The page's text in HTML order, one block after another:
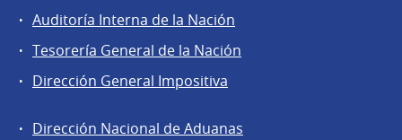
Auditoría Interna de la Nación
Tesorería General de la Nación
Dirección General Impositiva
Dirección Nacional de Aduanas